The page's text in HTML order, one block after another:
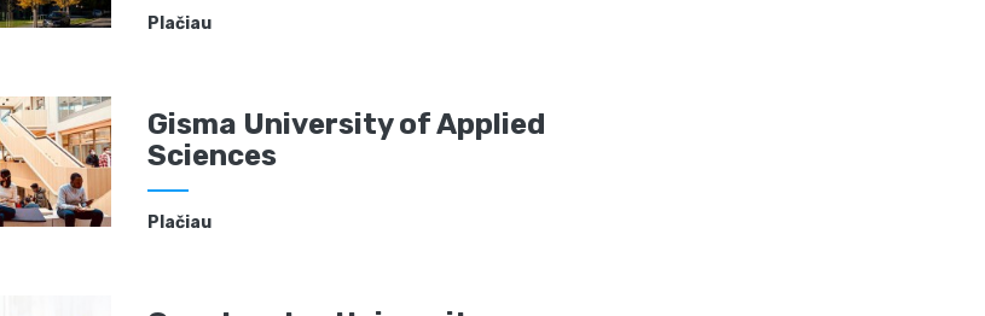
Plačiau
Gisma University of Applied
Sciences
Plačiau